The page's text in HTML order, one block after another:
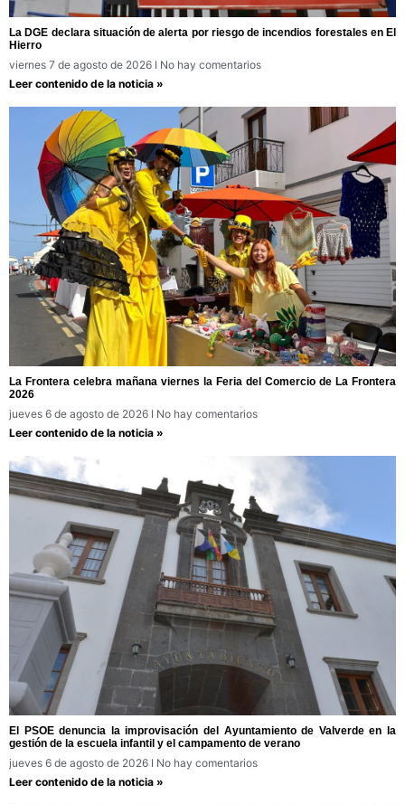
La DGE declara situación de alerta por riesgo de incendios forestales en El
Hierro
viernes 7 de agosto de 2026
No hay comentarios
Leer contenido de la noticia »
La Frontera celebra mañana viernes la Feria del Comercio de La Frontera
2026
jueves 6 de agosto de 2026
No hay comentarios
Leer contenido de la noticia »
El PSOE denuncia la improvisación del Ayuntamiento de Valverde en la
gestión de la escuela infantil y el campamento de verano
jueves 6 de agosto de 2026
No hay comentarios
Leer contenido de la noticia »